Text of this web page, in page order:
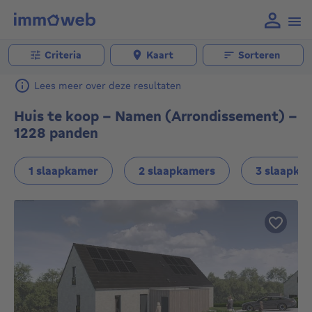
Criteria Kaart Sorteren
Lees meer over deze resultaten
Huis te koop - Namen (Arrondissement) -
1228 panden
1 slaapkamer 2 slaapkamers 3